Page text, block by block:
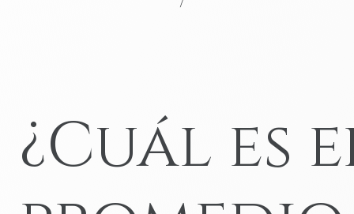
Accidentes laborales
Negligencia
¿Cuál es